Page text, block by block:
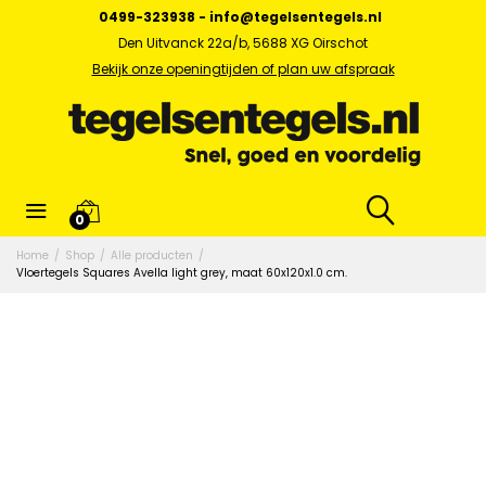
0499-323938 - info@tegelsentegels.nl
Den Uitvanck 22a/b, 5688 XG Oirschot
Bekijk onze openingtijden of plan uw afspraak
0
Home / Shop / Alle producten /
Vloertegels Squares Avella light grey, maat 60x120x1.0 cm.